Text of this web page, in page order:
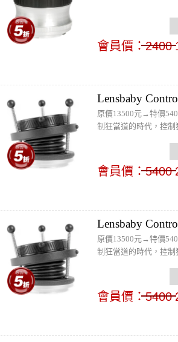
會員價：2400
Lensbaby
原價13500元→特價
制狂當道的時代，控
會員價：5400
Lensbaby
原價13500元→特價
制狂當道的時代，控
會員價：5400